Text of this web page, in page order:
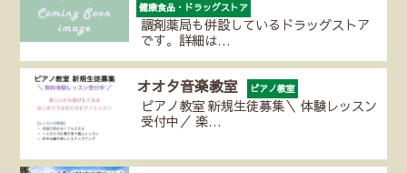
健康食品・ドラッグストア
調剤薬局も併設しているドラッグストア
です。詳細は…
オオタ音楽教室 ピアノ教室
ピアノ教室 新規生徒募集＼ 体験レッスン
受付中／ 楽…